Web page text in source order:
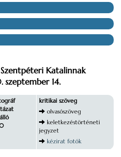
Szentpéteri Katalinnak
szeptember 14.
kritikai szöveg
olvasószöveg
keletkezéstörténeti
jegyzet
kézirat fotók